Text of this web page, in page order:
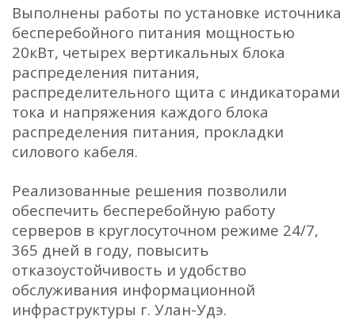
Выполнены работы по установке источника
бесперебойного питания мощностью
20кВт, четырех вертикальных блока
распределения питания,
распределительного щита с индикаторами
тока и напряжения каждого блока
распределения питания, прокладки
силового кабеля.
Реализованные решения позволили
обеспечить бесперебойную работу
серверов в круглосуточном режиме 24/7,
365 дней в году, повысить
отказоустойчивость и удобство
обслуживания информационной
инфраструктуры г. Улан-Удэ.